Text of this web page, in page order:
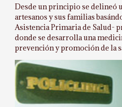
Desde un principio se delineó
artesanos y sus familias
Asistencia Primaria de Salud-
donde se desarrolla una
prevención y promoción de la